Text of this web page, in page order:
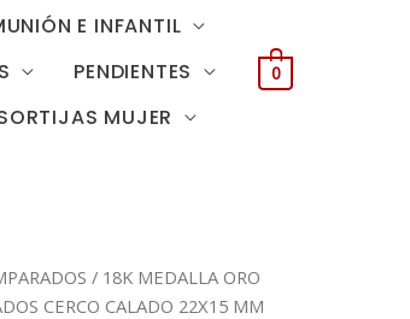
E INFANTIL
PENDIENTES
MUJER
0
/ 18K MEDALLA ORO
CERCO CALADO 22X15 MM